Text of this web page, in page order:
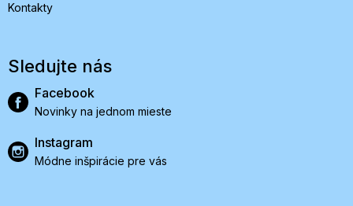
Kontakty
Sledujte nás
Facebook
Novinky na jednom mieste
Instagram
Módne inšpirácie pre vás